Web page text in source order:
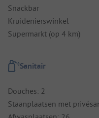
Snackbar
Kruidenierswinkel
Supermarkt (op 4 km)
Sanitair
Douches: 2